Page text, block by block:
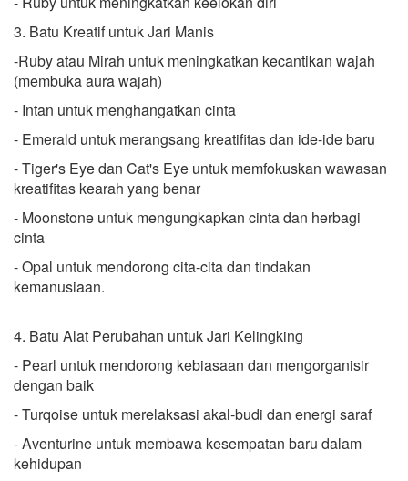
3. Batu Kreatif untuk Jari Manis
-Ruby atau Mirah untuk meningkatkan kecantikan wajah
(membuka aura wajah)
- Intan untuk menghangatkan cinta
- Emerald untuk merangsang kreatifitas dan ide-ide baru
- Tiger's Eye dan Cat's Eye untuk memfokuskan wawasan
kreatifitas kearah yang benar
- Moonstone untuk mengungkapkan cinta dan herbagi
cinta
- Opal untuk mendorong cita-cita dan tindakan
kemanusiaan.
4. Batu Alat Perubahan untuk Jari Kelingking
- Pearl untuk mendorong kebiasaan dan mengorganisir
dengan baik
- Turqoise untuk merelaksasi akal-budi dan energi saraf
- Aventurine untuk membawa kesempatan baru dalam
kehidupan